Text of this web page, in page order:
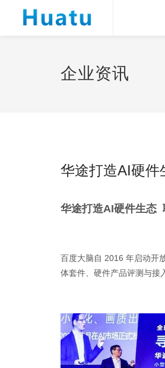
企业资讯
华途打造AI硬件
华途打造AI硬件生态
百度大脑自 2016 年启动开
体套件、硬件产品评测与接